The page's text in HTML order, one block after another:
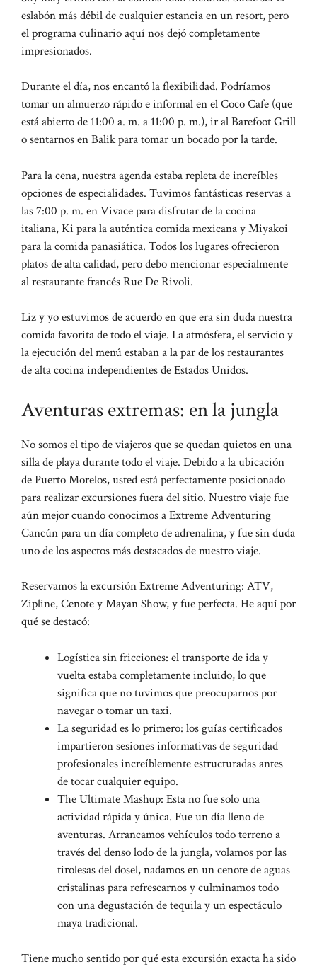
eslabón más débil de cualquier estancia en un resort, pero
el programa culinario aquí nos dejó completamente
impresionados.
Durante el día, nos encantó la flexibilidad. Podríamos
tomar un almuerzo rápido e informal en el Coco Cafe (que
está abierto de 11:00 a. m. a 11:00 p. m.), ir al Barefoot Grill
o sentarnos en Balik para tomar un bocado por la tarde.
Para la cena, nuestra agenda estaba repleta de increíbles
opciones de especialidades. Tuvimos fantásticas reservas a
las 7:00 p. m. en Vivace para disfrutar de la cocina
italiana, Ki para la auténtica comida mexicana y Miyakoi
para la comida panasiática. Todos los lugares ofrecieron
platos de alta calidad, pero debo mencionar especialmente
al restaurante francés Rue De Rivoli.
Liz y yo estuvimos de acuerdo en que era sin duda nuestra
comida favorita de todo el viaje. La atmósfera, el servicio y
la ejecución del menú estaban a la par de los restaurantes
de alta cocina independientes de Estados Unidos.
Aventuras extremas: en la jungla
No somos el tipo de viajeros que se quedan quietos en una
silla de playa durante todo el viaje. Debido a la ubicación
de Puerto Morelos, usted está perfectamente posicionado
para realizar excursiones fuera del sitio. Nuestro viaje fue
aún mejor cuando conocimos a Extreme Adventuring
Cancún para un día completo de adrenalina, y fue sin duda
uno de los aspectos más destacados de nuestro viaje.
Reservamos la excursión Extreme Adventuring: ATV,
Zipline, Cenote y Mayan Show, y fue perfecta. He aquí por
qué se destacó:
Logística sin fricciones: el transporte de ida y
vuelta estaba completamente incluido, lo que
significa que no tuvimos que preocuparnos por
navegar o tomar un taxi.
La seguridad es lo primero: los guías certificados
impartieron sesiones informativas de seguridad
profesionales increíblemente estructuradas antes
de tocar cualquier equipo.
The Ultimate Mashup: Esta no fue solo una
actividad rápida y única. Fue un día lleno de
aventuras. Arrancamos vehículos todo terreno a
través del denso lodo de la jungla, volamos por las
tirolesas del dosel, nadamos en un cenote de aguas
cristalinas para refrescarnos y culminamos todo
con una degustación de tequila y un espectáculo
maya tradicional.
Tiene mucho sentido por qué esta excursión exacta ha sido